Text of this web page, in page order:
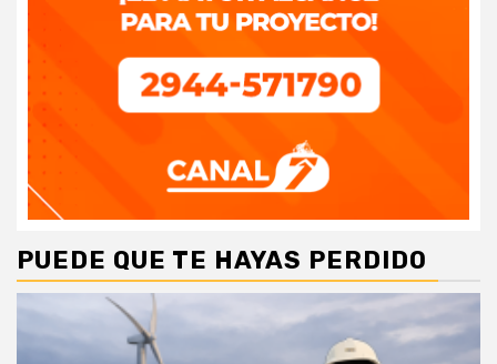
PUEDE QUE TE HAYAS PERDIDO